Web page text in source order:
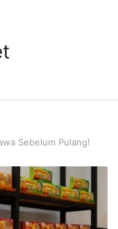
Sebelum Pulang!